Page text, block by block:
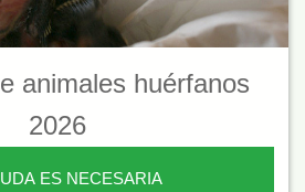
animales huérfanos
2026
ES NECESARIA